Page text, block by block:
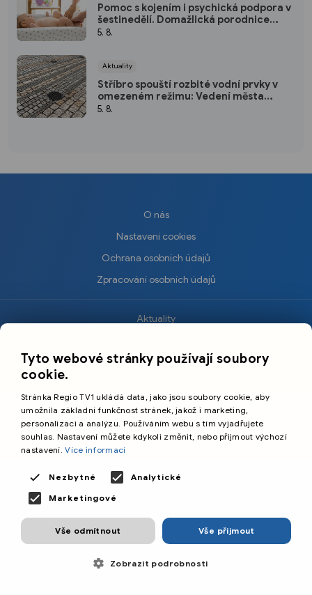
Pomoc s kojením i psychická podpora v
šestinedělí. Domažlická porodnice
nabízí ženám návštěvní službu zdarma
5. 8.
Aktuality
Stříbro spouští rozbité vodní prvky v
omezeném režimu: Vedení města
plánuje opravu za 10 milionů
5. 8.
O nás
Nastavení cookies
Ochrana osobních údajů
Zpracování osobních údajů
Aktuality
Sport
Cestování
©️
Primetime Media s.r.o.
Tyto webové stránky používají soubory
cookie.
Stránka Regio TV1 ukládá data, jako jsou soubory cookie, aby
umožnila základní funkčnost stránek, jakož i marketing,
personalizaci a analýzu. Používáním webu s tím vyjadřujete
souhlas. Nastavení můžete kdykoli změnit, nebo přijmout výchozí
nastavení.Více informací
Nezbytné
Analytické
Marketingové
Vše přijmout
Vše odmítnout
Zobrazit podrobnosti